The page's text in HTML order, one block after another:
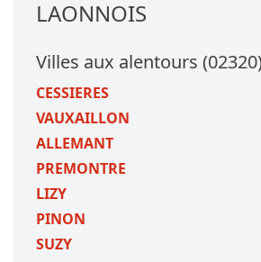
LAONNOIS
Villes aux alentours
CESSIERES
VAUXAILLON
ALLEMANT
PREMONTRE
LIZY
PINON
SUZY